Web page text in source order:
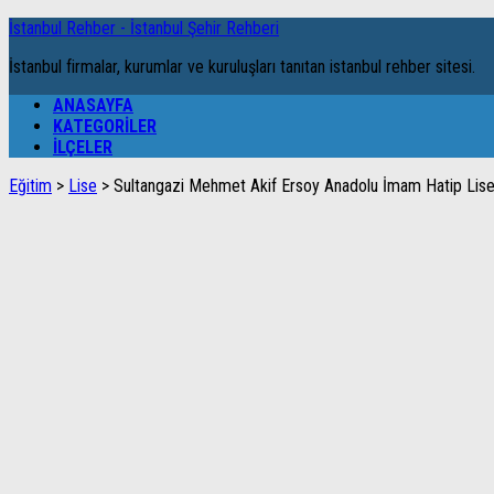
İstanbul Rehber - İstanbul Şehir Rehberi
İstanbul firmalar, kurumlar ve kuruluşları tanıtan istanbul rehber sitesi.
ANASAYFA
KATEGORILER
İLÇELER
Eğitim > Lise > Sultangazi Mehmet Akif Ersoy Anadolu İmam Hatip